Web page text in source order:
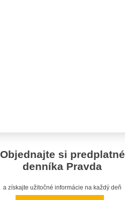
Objednajte si predplatné
denníka Pravda
a získajte užitočné informácie na každý deň